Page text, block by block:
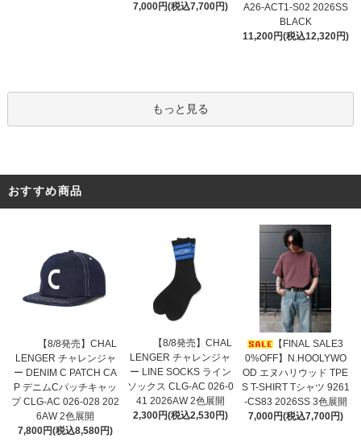
7,000円(税込7,700円)
A26-ACT1-S02 2026SS
BLACK
11,200円(税込12,320円)
もっと見る
おすすめ商品
【8/8発売】CHAL
LENGER チャレンジャ
ー DENIM C PATCH CA
P デニムCパッチキャッ
プ CLG-AC 026-028 202
6AW 2色展開
7,800円(税込8,580円)
【8/8発売】CHAL
LENGER チャレンジャ
ー LINE SOCKS ライン
ソックス CLG-AC 026-0
41 2026AW 2色展開
2,300円(税込2,530円)
【FINAL SALE3
0%OFF】N.HOOLYWO
OD エヌハリウッド TPE
S T-SHIRT Tシャツ 9261
-CS83 2026SS 3色展開
7,000円(税込7,700円)